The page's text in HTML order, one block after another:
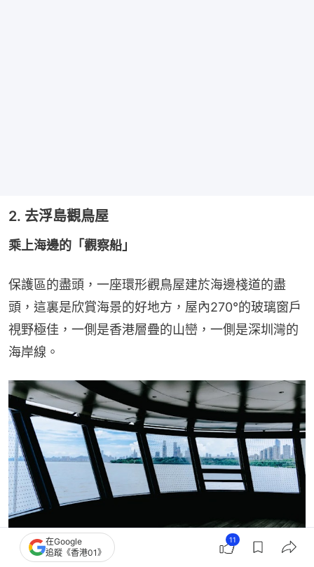
2. 去浮島觀鳥屋
乘上海邊的「觀察船」
保護區的盡頭，一座環形觀鳥屋建於海邊棧道的盡
頭，這裏是欣賞海景的好地方，屋內270°的玻璃窗戶
視野極佳，一側是香港層疊的山巒，一側是深圳灣的
海岸線。
在Google
追蹤《香港01》
11